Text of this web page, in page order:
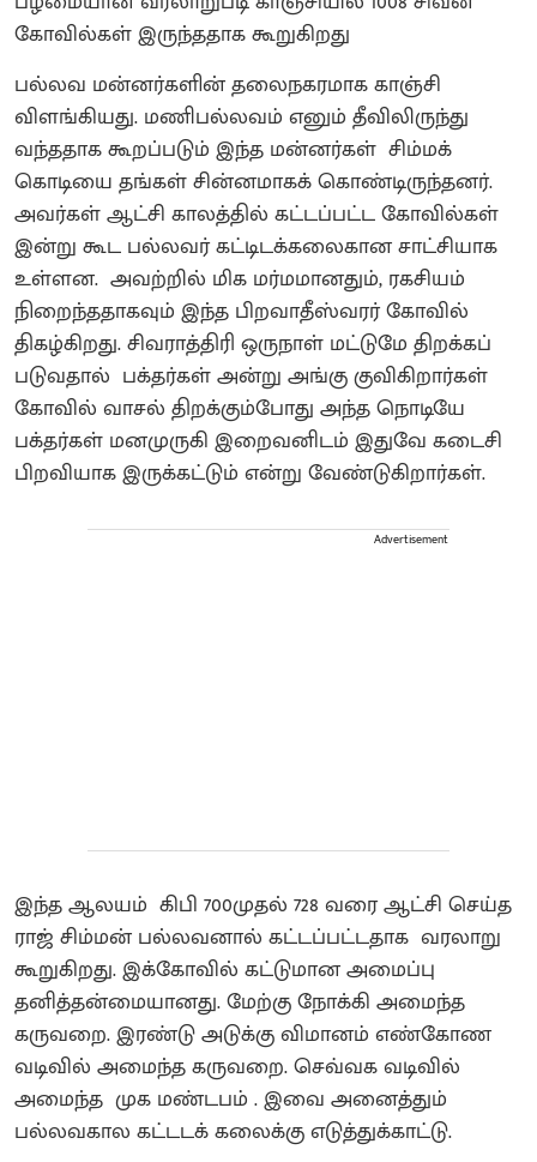
கோவில்கள் இருந்ததாக கூறுகிறது‌
பல்லவ மன்னர்களின் தலைநகரமாக காஞ்சி
விளங்கியது‌. மணிபல்லவம் எனும் தீவிலிருந்து
வந்ததாக கூறப்படும் இந்த மன்னர்கள் சிம்மக்
கொடியை தங்கள் சின்னமாகக் கொண்டிருந்தனர்.‌
அவர்கள் ஆட்சி காலத்தில் கட்டப்பட்ட கோவில்கள்
இன்று கூட பல்லவர் கட்டிடக்கலைகான சாட்சியாக
உள்ளன. அவற்றில் மிக மர்மமானதும், ரகசியம்
நிறைந்ததாகவும் இந்த பிறவாதீஸ்வரர் கோவில்
திகழ்கிறது. சிவராத்திரி ஒருநாள் மட்டுமே திறக்கப்
படுவதால் பக்தர்கள் அன்று அங்கு குவிகிறார்கள்‌
கோவில் வாசல் திறக்கும்போது அந்த நொடியே
பக்தர்கள் மனமுருகி இறைவனிடம் இதுவே கடைசி
பிறவியாக இருக்கட்டும் என்று வேண்டுகிறார்கள்.
Advertisement
இந்த ஆலயம் கிபி 700முதல் 728 வரை ஆட்சி செய்த
ராஜ் சிம்மன் பல்லவனால் கட்டப்பட்டதாக வரலாறு
கூறுகிறது. இக்கோவில் கட்டுமான அமைப்பு
தனித்தன்மையானது. மேற்கு நோக்கி அமைந்த
கருவறை. இரண்டு அடுக்கு விமானம்‌ எண்கோண
வடிவில் அமைந்த கருவறை. செவ்வக வடிவில்
அமைந்த முக மண்டபம்‌ . இவை அனைத்தும்
பல்லவகால கட்டடக் கலைக்கு எடுத்துக்காட்டு.